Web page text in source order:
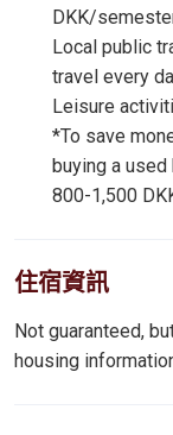
DKK/
Local public
travel every
Leisure
*To save
buying a
800-1,500
住宿資訊
Not guaranteed,
housing